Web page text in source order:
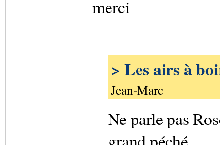
merci
> Les airs à
Jean-Marc
Ne parle pas
grand péché